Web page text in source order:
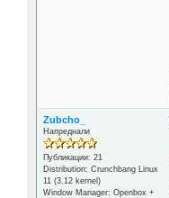
Zubcho_
Напреднали
Публикации: 21
Distribution: Crunchbang Linux
11 (3.12 kernel)
Window Manager: Openbox +